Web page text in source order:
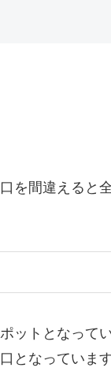
を間違えると
ットとなって
となっています